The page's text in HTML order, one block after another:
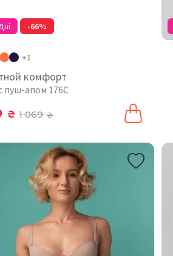
-66%
+1
комфорт
пуш-апом 176C
₴ 1 069₴